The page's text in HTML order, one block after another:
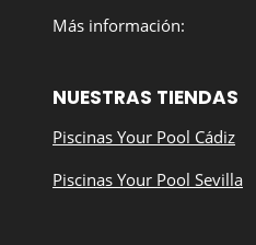
Más información:
NUESTRAS TIENDAS
Piscinas Your Pool Cádiz
Piscinas Your Pool Sevilla